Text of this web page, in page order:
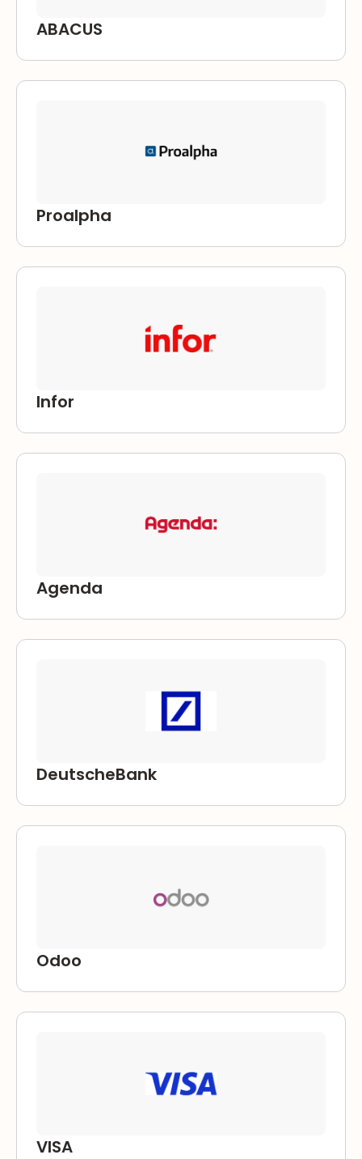
ABACUS
Proalpha
Infor
Infor
Agenda
DeutscheBank
Odoo
VISA